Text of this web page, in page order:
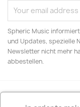
Spheric Music
und Updates, spezielle
Newsletter nicht mehr
abbestellen.